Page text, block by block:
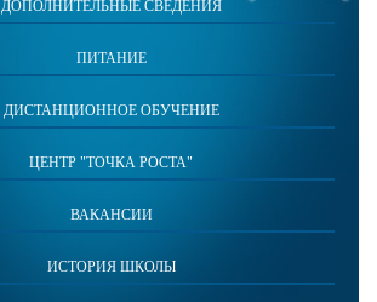
ДОПОЛНИТЕЛЬНЫЕ СВЕДЕНИЯ
ПИТАНИЕ
ДИСТАНЦИОННОЕ ОБУЧЕНИЕ
ЦЕНТР "ТОЧКА РОСТА"
ВАКАНСИИ
ИСТОРИЯ ШКОЛЫ